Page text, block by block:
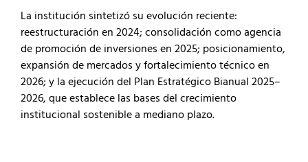
La institución sintetizó su evolución reciente:
reestructuración en 2024; consolidación como agencia
de promoción de inversiones en 2025; posicionamiento,
expansión de mercados y fortalecimiento técnico en
2026; y la ejecución del Plan Estratégico Bianual 2025–
2026, que establece las bases del crecimiento
institucional sostenible a mediano plazo.